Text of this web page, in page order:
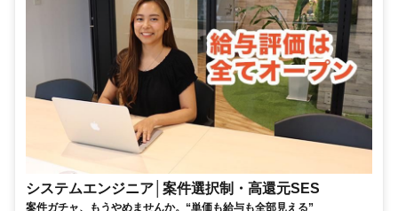
システムエンジニア│案件選択制・高還元SES
案件ガチャ、もうやめませんか。“単価も給与も全部見える”